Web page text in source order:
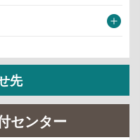
先
センター